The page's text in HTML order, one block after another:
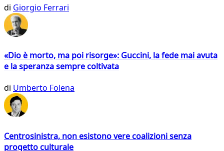
di Giorgio Ferrari
«Dio è morto, ma poi risorge»: Guccini, la fede mai avuta
e la speranza sempre coltivata
di Umberto Folena
Centrosinistra, non esistono vere coalizioni senza
progetto culturale